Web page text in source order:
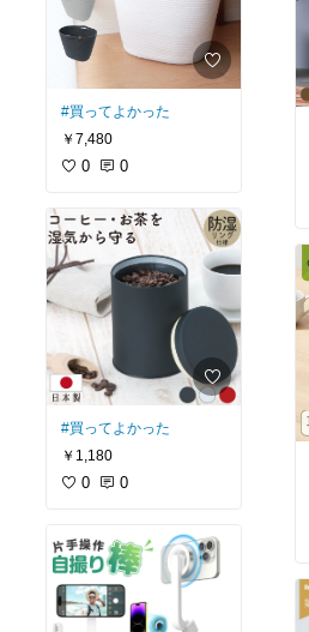
#買ってよかった
￥7,480
0 0
#買ってよかった
￥1,180
0 0